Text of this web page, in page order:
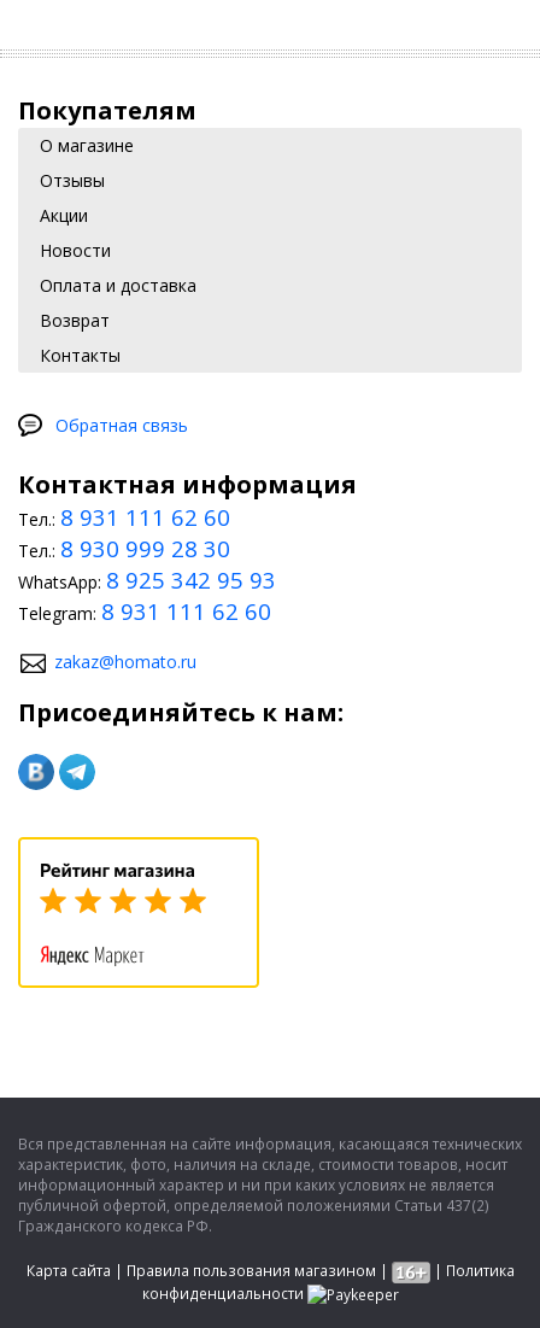
Покупателям
О магазине
Отзывы
Акции
Новости
Оплата и доставка
Возврат
Контакты
Обратная связь
Контактная информация
Тел.: 8 931 111 62 60
Тел.: 8 930 999 28 30
WhatsApp: 8 925 342 95 93
Telegram: 8 931 111 62 60
zakaz@homato.ru
Присоединяйтесь к нам:
Вся представленная на сайте информация, касающаяся технических
характеристик, фото, наличия на складе, стоимости товаров, носит
информационный характер и ни при каких условиях не является
публичной офертой, определяемой положениями Статьи 437(2)
Гражданского кодекса РФ.
Карта сайта | Правила пользования магазином | | Политика
конфиденциальности